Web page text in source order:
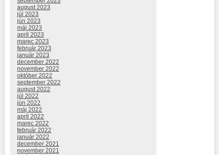
august 2023
júl 2023
jún 2023
máj 2023
apríl 2023
marec 2023
február 2023
január 2023
december 2022
november 2022
október 2022
september 2022
august 2022
júl 2022
jún 2022
máj 2022
apríl 2022
marec 2022
február 2022
január 2022
december 2021
november 2021